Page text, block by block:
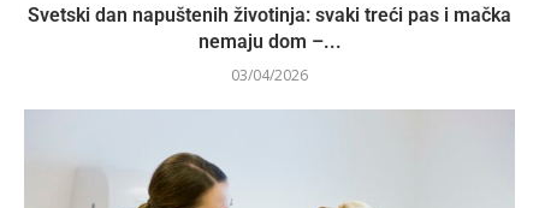
Svetski dan napuštenih životinja: svaki treći pas i mačka
nemaju dom –...
03/04/2026